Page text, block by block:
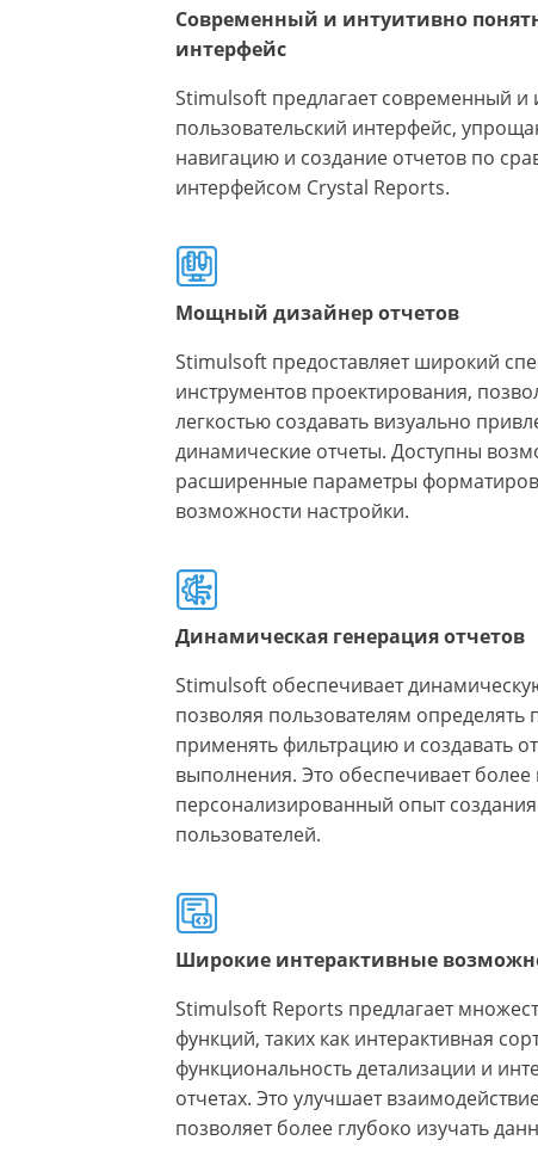
Современный и интуитивно
интерфейс
Stimulsoft предлагает современный и
пользовательский интерфейс,
навигацию и создание отчетов по
интерфейсом Crystal Reports.
Мощный дизайнер отчетов
Stimulsoft предоставляет широкий
инструментов проектирования,
легкостью создавать визуально
динамические отчеты. Доступны
расширенные параметры
возможности настройки.
Динамическая генерация отчетов
Stimulsoft обеспечивает
позволяя пользователям определять
применять фильтрацию и создавать
выполнения. Это обеспечивает
персонализированный опыт
пользователей.
Широкие интерактивные
Stimulsoft Reports предлагает
функций, таких как интерактивная
функциональность детализации и
отчетах. Это улучшает
позволяет более глубоко изучать